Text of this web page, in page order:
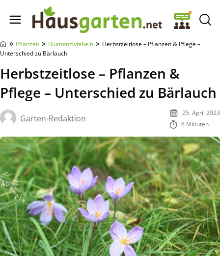
Hausgarten.net
» Pflanzen » Blumenzwiebeln » Herbstzeitlose – Pflanzen & Pflege –
Unterschied zu Bärlauch
Herbstzeitlose – Pflanzen &
Pflege – Unterschied zu Bärlauch
Garten-Redaktion
25. April 2023
6 Minuten